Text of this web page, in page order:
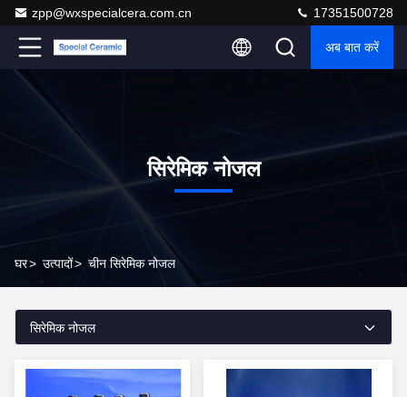
zpp@wxspecialcera.com.cn 17351500728
अब बात करें
सिरेमिक नोजल
घर> उत्पादों> चीन सिरेमिक नोजल
सिरेमिक नोजल